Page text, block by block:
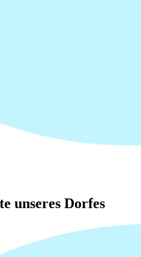
unseres Dorfes